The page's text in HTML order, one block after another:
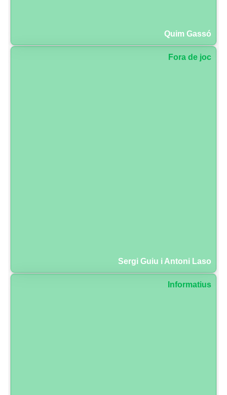
Quim Gassó
Fora de joc
Sergi Guiu i Antoni Laso
Informatius